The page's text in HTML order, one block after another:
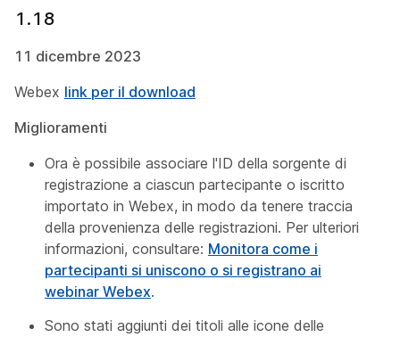
1.18
11 dicembre 2023
Webex link per il download
Miglioramenti
Ora è possibile associare l'ID della sorgente di
registrazione a ciascun partecipante o iscritto
importato in Webex, in modo da tenere traccia
della provenienza delle registrazioni. Per ulteriori
informazioni, consultare: Monitora come i
partecipanti si uniscono o si registrano ai
webinar Webex.
Sono stati aggiunti dei titoli alle icone delle